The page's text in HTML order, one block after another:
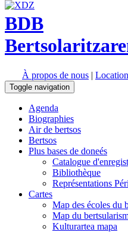
BDB
À propos de nous | Location
Toggle navigation
Agenda
Biographies
Air de bertsos
Bertsos
Plus bases de doneés
Catalogue
Bibliothèque
Représentations
Cartes
Map des écoles du
Map du
Kulturartea mapa